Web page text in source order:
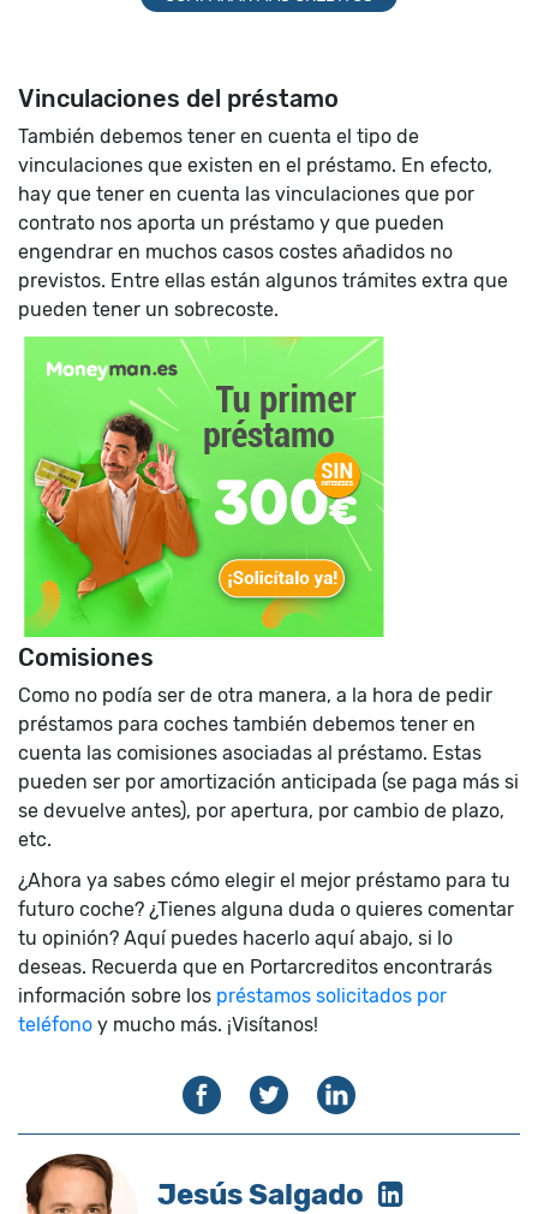
Vinculaciones del préstamo
También debemos tener en cuenta el tipo de
vinculaciones que existen en el préstamo. En efecto,
hay que tener en cuenta las vinculaciones que por
contrato nos aporta un préstamo y que pueden
engendrar en muchos casos costes añadidos no
previstos. Entre ellas están algunos trámites extra que
pueden tener un sobrecoste.
Comisiones
Como no podía ser de otra manera, a la hora de pedir
préstamos para coches también debemos tener en
cuenta las comisiones asociadas al préstamo. Estas
pueden ser por amortización anticipada (se paga más si
se devuelve antes), por apertura, por cambio de plazo,
etc.
¿Ahora ya sabes cómo elegir el mejor préstamo para tu
futuro coche? ¿Tienes alguna duda o quieres comentar
tu opinión? Aquí puedes hacerlo aquí abajo, si lo
deseas. Recuerda que en Portarcreditos encontrarás
información sobre los préstamos solicitados por
teléfono y mucho más. ¡Visítanos!
Jesús Salgado